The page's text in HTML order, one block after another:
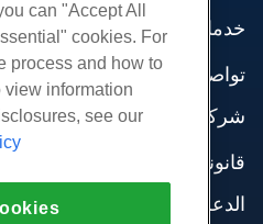
استضافة الموقع
استضافة الأعمال
موزع استضافة
موزع العلامة البيضاء
إدارة لينكس VPS
لينكس غير المدارة VPS
نوافذ غير مُدارة VPS
خدمات
هجرات الموقع
تواصل اجتماعي
وثائق المنتج
مدونة
شركة
اتصل بنا
مراكز البيانات
قانوني
شروط الخدمة
الدعم
can "Accept All
cookies. For
process and how to
view information
see our